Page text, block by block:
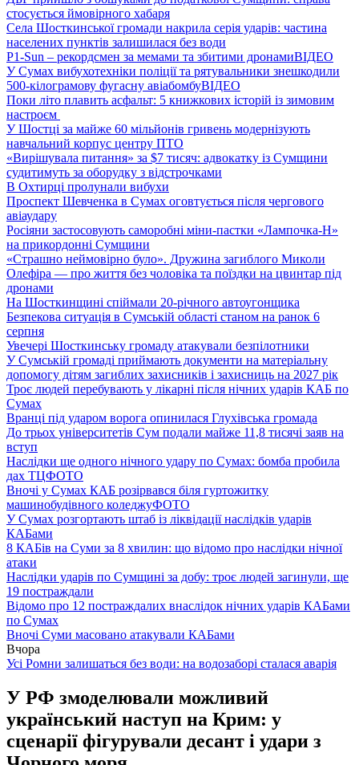
стосується ймовірного хабаря
Села Шосткинської громади накрила серія ударів: частина
населених пунктів залишилася без води
P1-Sun – рекордсмен за мемами та збитими дронамиВІДЕО
У Сумах вибухотехніки поліції та рятувальники знешкодили
500-кілограмову фугасну авіабомбуВІДЕО
Поки літо плавить асфальт: 5 книжкових історій із зимовим
настроєм
У Шостці за майже 60 мільйонів гривень модернізують
навчальний корпус центру ПТО
«Вирішувала питання» за $7 тисяч: адвокатку із Сумщини
судитимуть за оборудку з відстрочками
В Охтирці пролунали вибухи
Проспект Шевченка в Сумах оговтується після чергового
авіаудару
Росіяни застосовують саморобні міни-пастки «Лампочка-Н»
на прикордонні Сумщини
«Страшно неймовірно було». Дружина загиблого Миколи
Олефіра — про життя без чоловіка та поїздки на цвинтар під
дронами
На Шосткинщині спіймали 20-річного автоугонщика
Безпекова ситуація в Сумській області станом на ранок 6
серпня
Увечері Шосткинську громаду атакували безпілотники
У Сумській громаді приймають документи на матеріальну
допомогу дітям загиблих захисників і захисниць на 2027 рік
Троє людей перебувають у лікарні після нічних ударів КАБ по
Сумах
Вранці під ударом ворога опинилася Глухівська громада
До трьох університетів Сум подали майже 11,8 тисячі заяв на
вступ
Наслідки ще одного нічного удару по Сумах: бомба пробила
дах ТЦФОТО
Вночі у Сумах КАБ розірвався біля гуртожитку
машинобудівного коледжуФОТО
У Сумах розгортають штаб із ліквідації наслідків ударів
КАБами
8 КАБів на Суми за 8 хвилин: що відомо про наслідки нічної
атаки
Наслідки ударів по Сумщині за добу: троє людей загинули, ще
19 постраждали
Відомо про 12 постраждалих внаслідок нічних ударів КАБами
по Сумах
Вночі Суми масовано атакували КАБами
Вчора
Усі Ромни залишаться без води: на водозаборі сталася аварія
У РФ змоделювали можливий
український наступ на Крим: у
сценарії фігурували десант і удари з